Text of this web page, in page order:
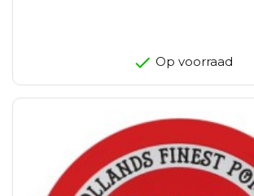
Op voorraad